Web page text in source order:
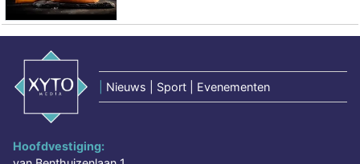
Nieuws | Sport | Evenementen
Hoofdvestiging: